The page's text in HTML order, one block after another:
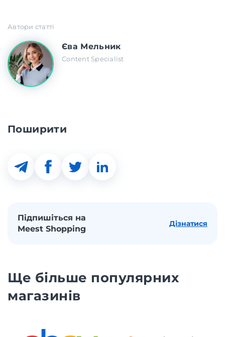
Автори статті
Єва Мельник
Content Specialist
Поширити
Підпишіться на
Meest Shopping
Дізнатися
Ще більше популярних
магазинів